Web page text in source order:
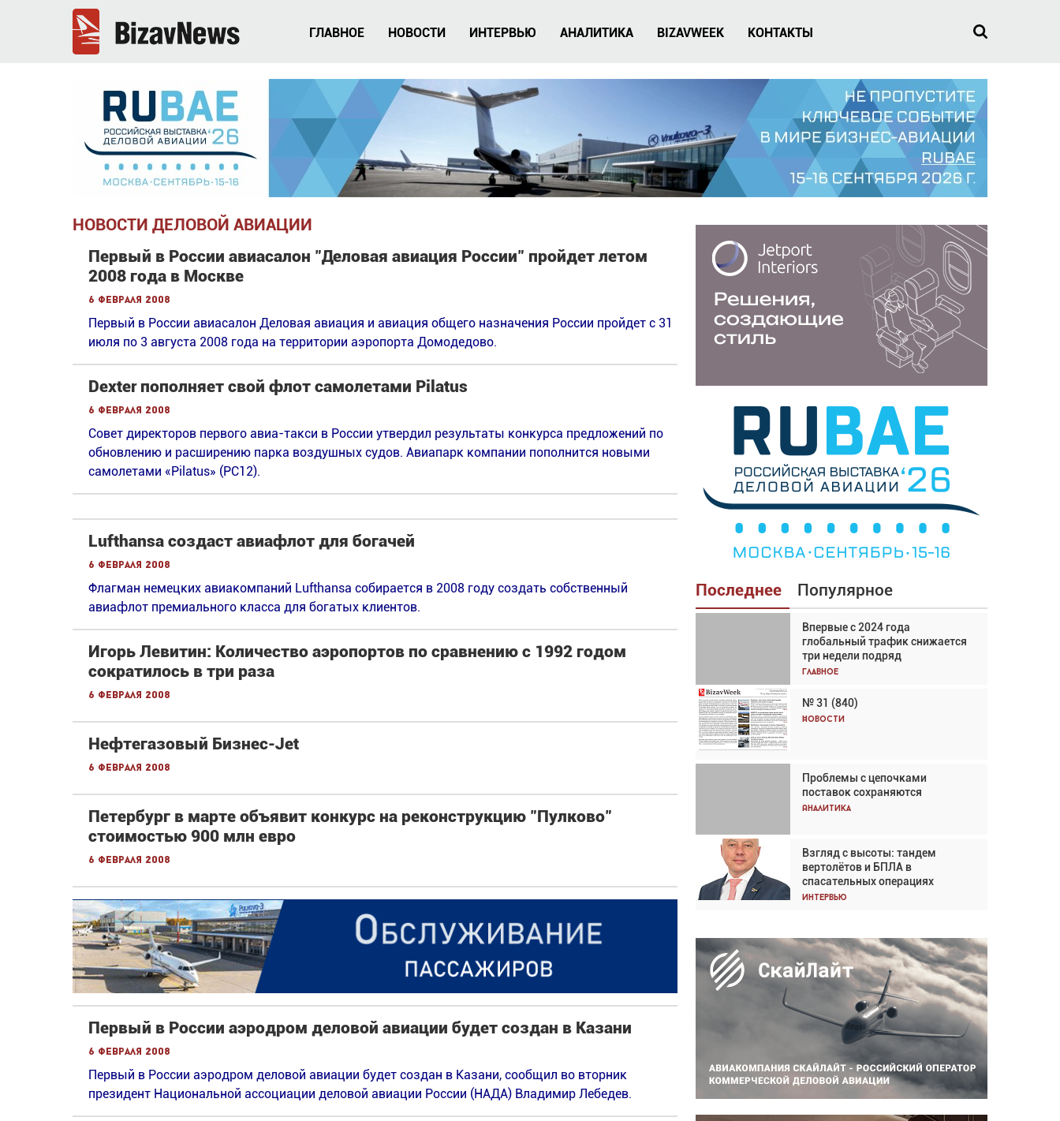
ГЛАВНОЕ НОВОСТИ ИНТЕРВЬЮ АНАЛИТИКА BIZAVWEEK КОНТАКТЫ
НОВОСТИ ДЕЛОВОЙ АВИАЦИИ
Первый в России авиасалон "Деловая авиация России" пройдет летом
2008 года в Москве
6 февраля 2008
Первый в России авиасалон Деловая авиация и авиация общего назначения России пройдет с 31
июля по 3 августа 2008 года на территории аэропорта Домодедово.
Dexter пополняет свой флот самолетами Pilatus
6 февраля 2008
Совет директоров первого авиа-такси в России утвердил результаты конкурса предложений по
обновлению и расширению парка воздушных судов. Авиапарк компании пополнится новыми
самолетами «Pilatus» (РС12).
Lufthansa создаст авиафлот для богачей
6 февраля 2008
Флагман немецких авиакомпаний Lufthansa собирается в 2008 году создать собственный
авиафлот премиального класса для богатых клиентов.
Игорь Левитин: Количество аэропортов по сравнению с 1992 годом
сократилось в три раза
6 февраля 2008
Нефтегазовый Бизнес-Jet
6 февраля 2008
Петербург в марте объявит конкурс на реконструкцию "Пулково"
стоимостью 900 млн евро
6 февраля 2008
Первый в России аэродром деловой авиации будет создан в Казани
6 февраля 2008
Первый в России аэродром деловой авиации будет создан в Казани, сообщил во вторник
президент Национальной ассоциации деловой авиации России (НАДА) Владимир Лебедев.
Последнее Популярное
Впервые с 2024 года
глобальный трафик снижается
три недели подряд
Главное
№ 31 (840)
Новости
Проблемы с цепочками
поставок сохраняются
Аналитика
Взгляд с высоты: тандем
вертолётов и БПЛА в
спасательных операциях
Интервью
Взгляд с высоты: тандем
вертолётов и БПЛА в
спасательных операциях
Главное
Авиационный фотограф Дэйв
Кох: «Фотография говорит сама
Впервые с 2024 года
глобальный трафик снижается
три недели подряд
Частный самолёт – это актив.
Подходите к покупке
соответствующим образом
Интервью